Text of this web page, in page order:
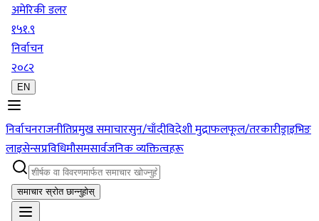
अमेरिकी डलर
१५१.९
निर्वाचन
२०८२
EN
निर्वाचनराजनीतिप्रमुख समाचारसुन/चाँदीविदेशी मुद्राफलफूल/तरकारीड्राइभिङ
लाइसेन्सप्रविधिमौसमसार्वजनिक व्यक्तित्वहरू
समाचार स्रोत छान्नुहोस्